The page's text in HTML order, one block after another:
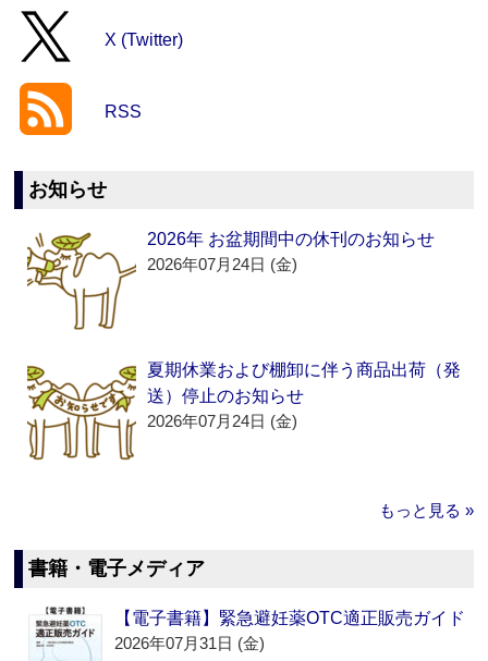
X (Twitter)
RSS
お知らせ
2026年 お盆期間中の休刊のお知らせ
2026年07月24日 (金)
夏期休業および棚卸に伴う商品出荷（発
送）停止のお知らせ
2026年07月24日 (金)
もっと見る »
書籍・電子メディア
【電子書籍】緊急避妊薬OTC適正販売ガイド
2026年07月31日 (金)